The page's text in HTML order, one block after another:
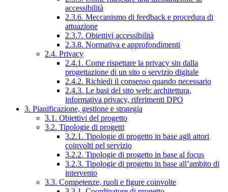
accessibilità
2.3.6. Meccanismo di feedback e procedura di
attuazione
2.3.7. Obiettivi accessibilità
2.3.8. Normativa e approfondimenti
2.4. Privacy
2.4.1. Come rispettare la privacy sin dalla
progettazione di un sito o servizio digitale
2.4.2. Richiedi il consenso quando necessario
2.4.3. Le basi del sito web: architettura,
informativa privacy, riferimenti DPO
3. Pianificazione, gestione e strategia
3.1. Obiettivi del progetto
3.2. Tipologie di progetti
3.2.1. Tipologie di progetto in base agli attori
coinvolti nel servizio
3.2.2. Tipologie di progetto in base al focus
3.2.3. Tipologie di progetto in base all’ambito di
intervento
3.3. Competenze, ruoli e figure coinvolte